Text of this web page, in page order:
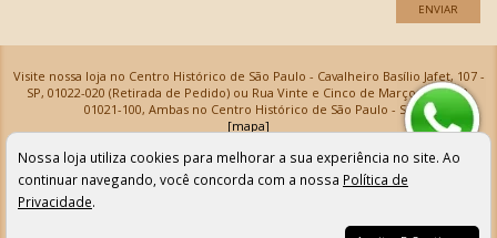
ENVIAR
Visite nossa loja no Centro Histórico de São Paulo - Cavalheiro Basílio Jafet, 107 -
SP, 01022-020 (Retirada de Pedido) ou Rua Vinte e Cinco de Março, 576 - SP,
01021-100, Ambas no Centro Histórico de São Paulo - SP
[mapa]
Armarinhos Santa Cecília Ltda | CNPJ: 61.069.639/0001-18
Os preços e as condições de pagamento apresentadas na loja virtual não valem para nossa loja física e
podem sofrer alterações sem aviso prévio. Vendas com cartão de crédito sujeitas a análise e
confirmação de dados.
Nossa loja utiliza cookies para melhorar a sua experiência no site. Ao
continuar navegando, você concorda com a nossa Política de
Privacidade.